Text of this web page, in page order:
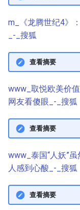
m_《龙腾世纪4》
_-_搜狐
查看摘要
www_取悦欧美价
网友看傻眼_-_搜狐
查看摘要
www_泰国“人妖”
人感到心酸_-_搜狐
查看摘要